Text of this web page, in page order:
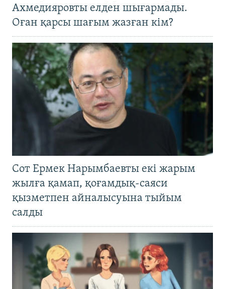
Ахмедияровты елден шығармады.
Оған қарсы шағым жазған кім?
Сот Ермек Нарымбаевты екі жарым
жылға қамап, қоғамдық-саяси
қызметпен айналысуына тыйым
салды